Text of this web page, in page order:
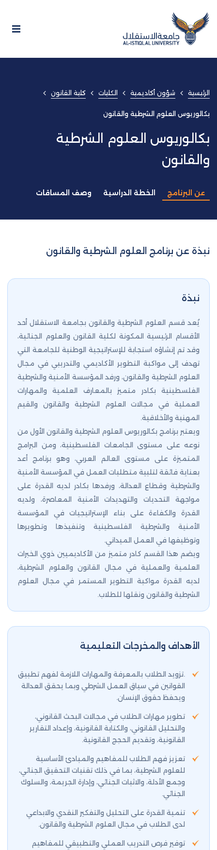
الرئيسية شؤون أكاديمية الكليات كلية القانون
بكالوريوس العلوم الشرطية والقانون
بكالوريوس العلوم الشرطية
والقانون
عن البرنامج الخطة الدراسية وصف المساقات
نبذة عن برنامج العلوم الشرطية والقانون
نبذة
يُعد قسم العلوم الشرطية والقانون بجامعة الاستقلال أحد
الأقسام الرئيسية المكونة لكلية القانون والعلوم الجنائية،
وقد تم إنشاؤه استجابة للإستراتيجية الوطنية للجامعة التي
تهدف إلى مواكبة التطوير الأكاديمي والتدريبي في مجال
العلوم الشرطية والقانون، ورفد المؤسسة الأمنية والشرطية
الفلسطينية بكادر متميز بالمعارف العلمية والمهارات
العملية في مجالات العلوم الشرطية والقانون والقيم
المهنية والأخلاقية.
ويعتبر برنامج بكالوريوس العلوم الشرطية والقانون الأول من
نوعه على مستوى الجامعات الفلسطينية، ومن البرامج
المتميزة على مستوى العالم العربي، وهو برنامج أعد
بعناية فائقة لتلبية متطلبات العمل في المؤسسة الأمنية
والشرطية وقطاع العدالة، ورفدها بكادر لديه القدرة على
مواجهة التحديات والتهديدات الأمنية المعاصرة، ولديه
القدرة والكفاءة على بناء الإستراتيجيات في المؤسسة
الأمنية والشرطية الفلسطينية وتنفيذها وتطويرها
وتوظيفها في العمل الميداني.
ويضم هذا القسم كادر متميز من الأكاديميين ذوي الخبرات
العلمية والعملية في مجال القانون والعلوم الشرطية،
لديه القدرة مواكبة التطوير المستمر في مجال العلوم
الشرطية والقانون ونقلها للطلاب.
الأهداف والمخرجات التعليمية
.تزويد الطلاب بالمعرفة والمهارات اللازمة لفهم تطبيق
القوانين في سياق العمل الشرطي وبما يحقق العدالة
ويحفظ حقوق الإنسان.
تطوير مهارات الطلاب في مجالات البحث القانوني،
والتحليل القانوني، والكتابة القانونية، وإعداد التقارير
القانونية، وتقديم الحجج القانونية.
تعزيز فهم الطلاب للمفاهيم والمبادئ الأساسية
للعلوم الشرطية، بما في ذلك تقنيات التحقيق الجنائي،
وجمع الأدلة، والاثبات الجنائي، وإدارة الجريمة، والسلوك
الجنائي.
تنمية القدرة على التحليل والتفكير النقدي والابداعي
لدى الطلاب في مجال العلوم الشرطية والقانون.
توفير فرص التدريب العملي والتطبيقي للمفاهيم